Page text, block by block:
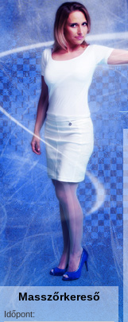
Masszőrkereső
Időpont: